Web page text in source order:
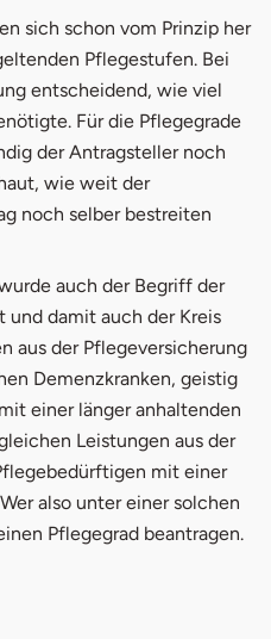
sich schon vom Prinzip her
Pflegestufen. Bei
entscheidend, wie viel
Für die Pflegegrade
der Antragsteller noch
wie weit der
noch selber bestreiten
auch der Begriff der
damit auch der Kreis
aus der Pflegeversicherung
Demenzkranken, geistig
einer länger anhaltenden
Leistungen aus der
mit einer
also unter einer solchen
Pflegegrad beantragen.